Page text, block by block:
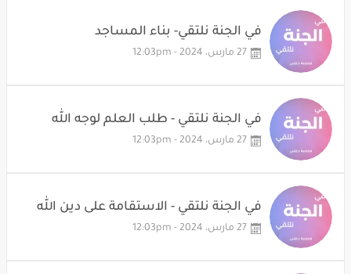
في الجنة نلتقي- بناء المساجد
27 مارس، 2024 - 12:03pm
في الجنة نلتقي - طلب العلم لوجه الله
27 مارس، 2024 - 12:03pm
في الجنة نلتقي - الاستقامة على دين الله
27 مارس، 2024 - 12:03pm